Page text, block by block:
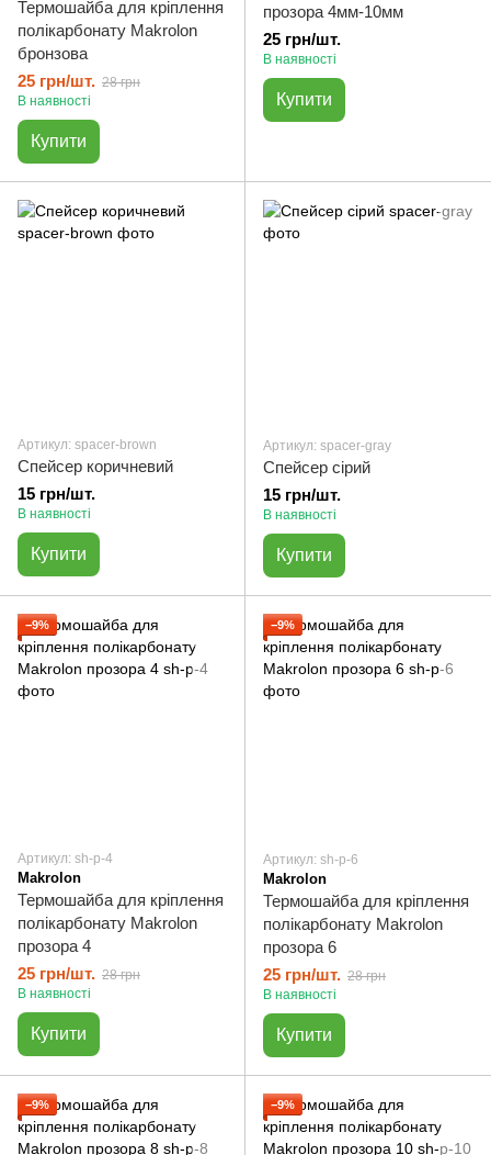
Термошайба для кріплення
полікарбонату Makrolon
бронзова
25 грн/шт. 28 грн
В наявності
Купити
прозора 4мм-10мм
25 грн/шт.
В наявності
Купити
Артикул: spacer-brown
Спейсер коричневий
15 грн/шт.
В наявності
Купити
Артикул: spacer-gray
Спейсер сірий
15 грн/шт.
В наявності
Купити
−9%
Артикул: sh-p-4
Makrolon
Термошайба для кріплення
полікарбонату Makrolon
прозора 4
25 грн/шт. 28 грн
В наявності
Купити
−9%
Артикул: sh-p-6
Makrolon
Термошайба для кріплення
полікарбонату Makrolon
прозора 6
25 грн/шт. 28 грн
В наявності
Купити
−9% −9%